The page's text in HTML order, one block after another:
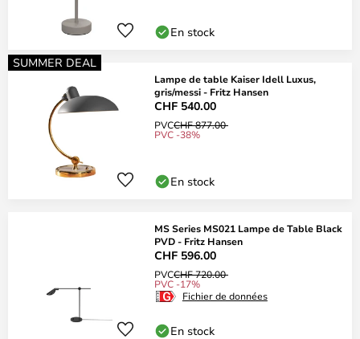
En stock
SUMMER DEAL
Lampe de table Kaiser Idell Luxus,
gris/messi - Fritz Hansen
CHF 540.00
PVCCHF 877.00
PVC -38%
En stock
MS Series MS021 Lampe de Table Black
PVD - Fritz Hansen
CHF 596.00
PVCCHF 720.00
PVC -17%
Fichier de données
En stock